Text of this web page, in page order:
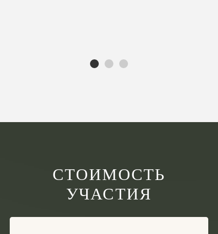
СТОИМОСТЬ
УЧАСТИЯ